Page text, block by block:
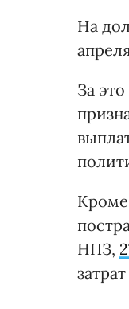
На
За
Кроме
НПЗ,